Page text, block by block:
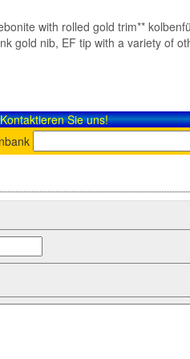
with rolled gold trim**
gold nib, EF tip with a variety of
Kontaktieren Sie uns!